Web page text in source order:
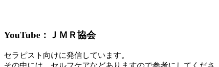
YouTube：ＪＭＲ協会
セラピスト向けに発信しています。
その中には、セルフケアなどありますので参考にしてくださ